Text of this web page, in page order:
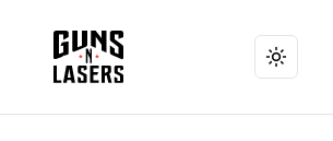
Toggle